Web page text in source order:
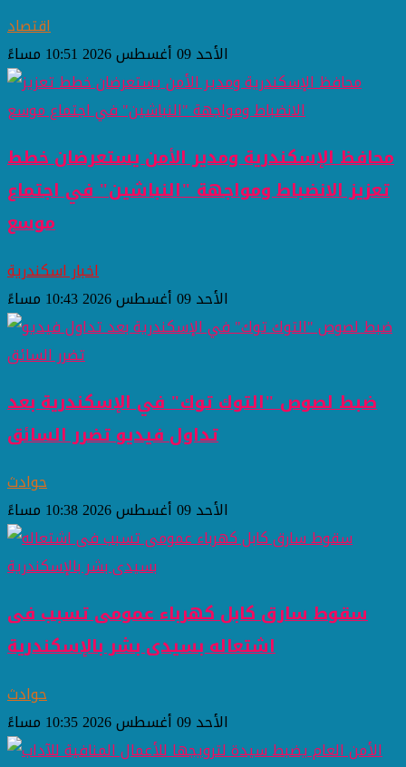
اقتصاد
الأحد 09 أغسطس 2026 10:51 مساءً
محافظ الإسكندرية ومدير الأمن يستعرضان خطط
تعزيز الانضباط ومواجهة "النباشين" في اجتماع
موسع
اخبار اسكندرية
الأحد 09 أغسطس 2026 10:43 مساءً
ضبط لصوص "التوك توك" في الإسكندرية بعد
تداول فيديو تضرر السائق
حوادث
الأحد 09 أغسطس 2026 10:38 مساءً
سقوط سارق كابل كهرباء عمومى تسبب فى
اشتعاله بسيدى بشر بالإسكندرية
حوادث
الأحد 09 أغسطس 2026 10:35 مساءً